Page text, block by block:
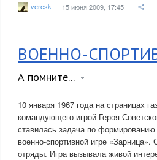
veresk 15 июня 2009, 17:45
ВОЕННО-
А помните...
10 января 1967 года на страницах
командующего игрой Героя
ставилась задача по
военно-спортивной игре
отряды. Игра вызывала живой